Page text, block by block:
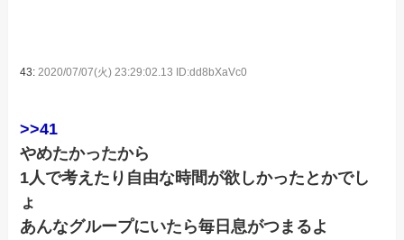
43:2020/07/07(火) 23:29:02.13 ID:dd8bXaVc0
>>41
やめたかったから
1人で考えたり自由な時間が欲しかったとかでし
ょ
あんなグループにいたら毎日息がつまるよ